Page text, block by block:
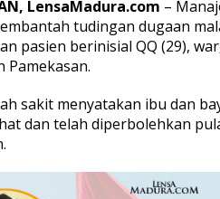
LensaMadura.com –
tudingan dugaan
pasien berinisial QQ (29),
Pamekasan.
sakit menyatakan ibu dan
dan telah diperbolehkan